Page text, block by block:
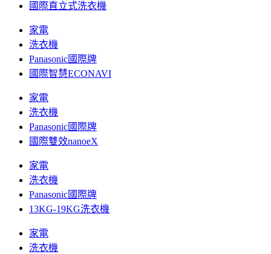
國際直立式洗衣機
家電
洗衣機
Panasonic國際牌
國際智慧ECONAVI
家電
洗衣機
Panasonic國際牌
國際雙效nanoeX
家電
洗衣機
Panasonic國際牌
13KG-19KG洗衣機
家電
洗衣機